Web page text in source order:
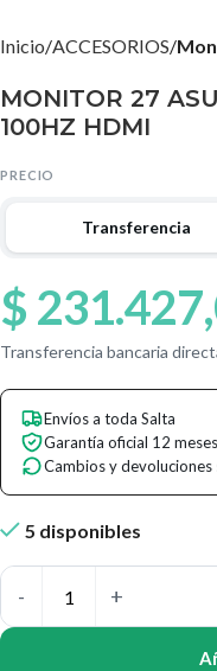
Inicio ACCESORIOS
MONITOR 27
100HZ HDMI
PRECIO
Transferencia
$
Transferencia bancaria
Envíos a toda Salta
Garantía oficial 12 meses
Cambios y devoluciones
5 disponibles